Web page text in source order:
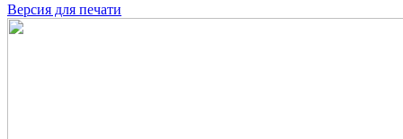
Версия для печати